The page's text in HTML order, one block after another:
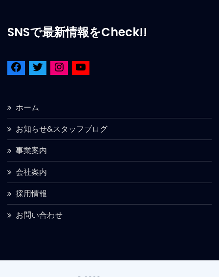
SNSで最新情報をCheck!!
ホーム
お知らせ&スタッフブログ
事業案内
会社案内
採用情報
お問い合わせ